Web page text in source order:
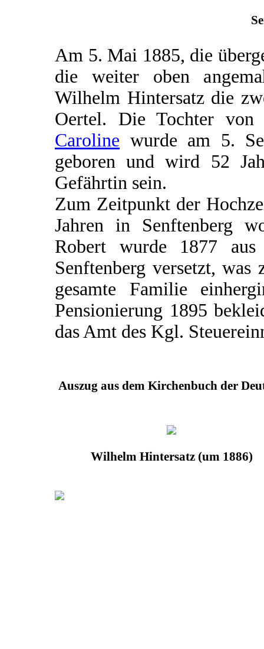
Am 5. Mai 1885, die
die weiter oben
Wilhelm Hintersatz die
Oertel. Die Tochter
Caroline wurde am 5.
geboren und wird 52
Gefährtin sein.
Zum Zeitpunkt der
Jahren in Senftenberg
Robert wurde 1877 aus
Senftenberg versetzt,
gesamte Familie
Pensionierung 1895
das Amt des Kgl.
Auszug aus dem Kirchenbuch der
Wilhelm Hintersatz (um 1886)